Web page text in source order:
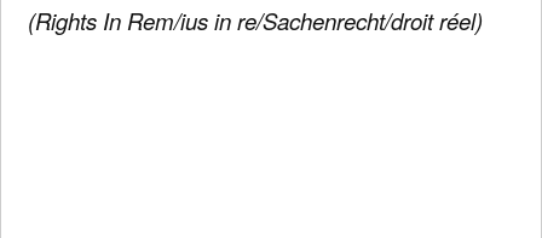
(Rights In Rem/ius in re/Sachenrecht/droit réel)